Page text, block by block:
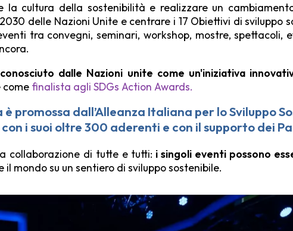
la cultura della sostenibilità e realizzare un
delle Nazioni Unite e centrare i 17 Obiettivi di sviluppo
tra convegni, seminari, workshop, mostre, spettacoli,
dalle Nazioni unite come un'iniziativa
come finalista agli SDGs Action Awards.
promossa dall’Alleanza Italiana per lo Sviluppo
con i suoi oltre300 aderenti e con il supporto dei
collaborazione di tutte e tutti: i singoli eventi possono
mondo su un sentiero di sviluppo sostenibile.